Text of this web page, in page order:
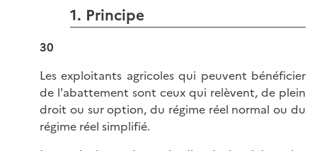
1. Principe
30
Les exploitants agricoles qui peuvent bénéficier
de l'abattement sont ceux qui relèvent, de plein
droit ou sur option, du régime réel normal ou du
régime réel simplifié.